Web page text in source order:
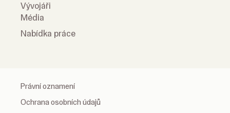
Vývojáři
Média
Nabídka práce
Právní oznamení
Ochrana osobních údajů